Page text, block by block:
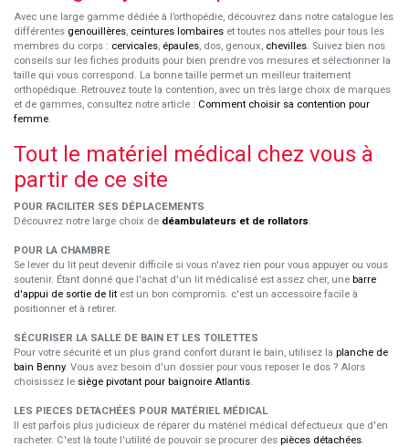
Avec une large gamme dédiée à l’orthopédie, découvrez dans notre catalogue les
différentes genouillères, ceintures lombaires et toutes nos attelles pour tous les
membres du corps : cervicales, épaules, dos, genoux, chevilles. Suivez bien nos
conseils sur les fiches produits pour bien prendre vos mesures et sélectionner la
taille qui vous correspond. La bonne taille permet un meilleur traitement
orthopédique. Retrouvez toute la contention, avec un très large choix de marques
et de gammes, consultez notre article : Comment choisir sa contention pour
femme.
Tout le matériel médical chez vous à
partir de ce site
POUR FACILITER SES DÉPLACEMENTS
Découvrez notre large choix de déambulateurs et de rollators.
POUR LA CHAMBRE
Se lever du lit peut devenir difficile si vous n'avez rien pour vous appuyer ou vous
soutenir. Étant donné que l'achat d'un lit médicalisé est assez cher, une barre
d'appui de sortie de lit est un bon compromis. c'est un accessoire facile à
positionner et à retirer.
SÉCURISER LA SALLE DE BAIN ET LES TOILETTES
Pour votre sécurité et un plus grand confort durant le bain, utilisez la planche de
bain Benny. Vous avez besoin d'un dossier pour vous reposer le dos ? Alors
choisissez le siège pivotant pour baignoire Atlantis.
LES PIECES DETACHÉES POUR MATÉRIEL MÉDICAL
Il est parfois plus judicieux de réparer du matériel médical défectueux que d'en
racheter. C'est là toute l'utilité de pouvoir se procurer des pièces détachées.